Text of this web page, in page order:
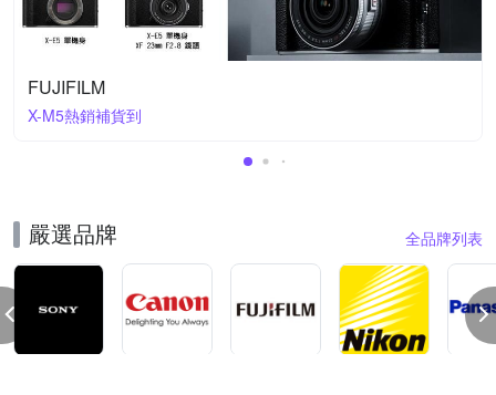
FUJIFILM
X-M5熱銷補貨到
嚴選品牌 全品牌列表